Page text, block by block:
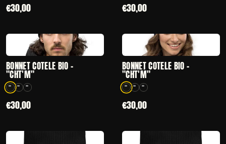
€30,00 €30,00
CHOISIR
— BONNET CÔTELÉ BIO - "CHT'M"
BONNET CÔTELÉ BIO -
"CHT'M"
3 coloris disponibles
€30,00
CHOISIR
— BONNET
BONNET CÔTELÉ BIO -
"CHT'M"
3 coloris disponibles
€30,00